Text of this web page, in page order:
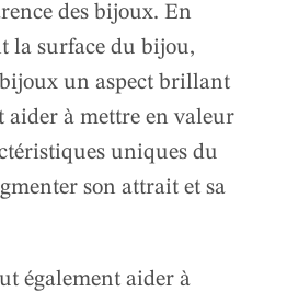
des bijoux. En
la surface du bijou,
un aspect brillant
aider à mettre en valeur
uniques du
son attrait et sa
également aider à